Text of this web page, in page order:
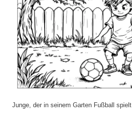
Junge, der in seinem Garten Fußball spielt